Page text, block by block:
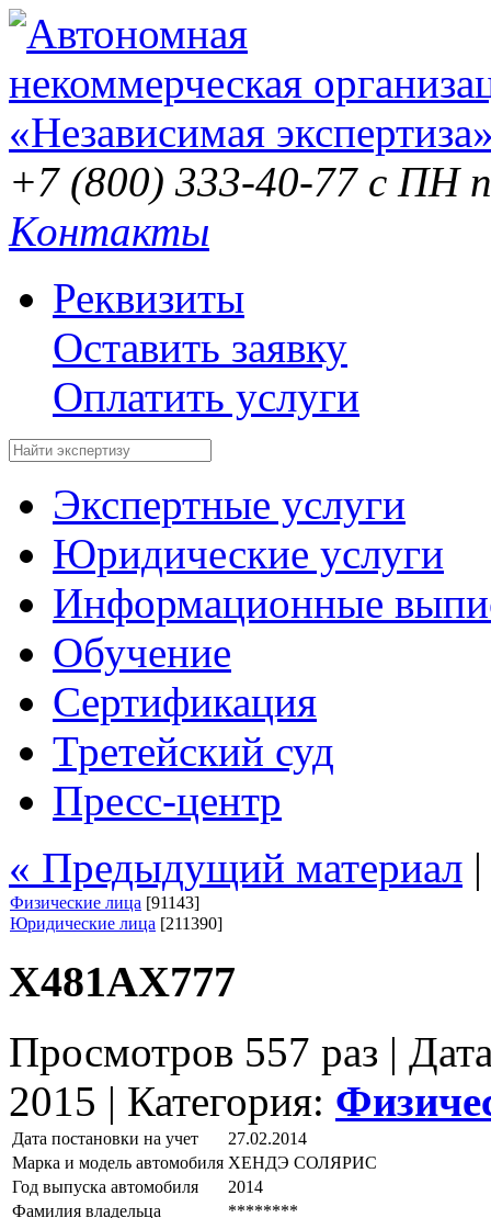
+7 (800) 333-40-77 с ПН
Контакты
Реквизиты
Оставить заявку
Оплатить услуги
Экспертные услуги
Юридические услуги
Информационные
Обучение
Сертификация
Третейский суд
Пресс-центр
« Предыдущий материал
Физические лица [91143]
Юридические лица [211390]
Х481АХ777
Просмотров 557 раз |
2015 | Категория:
Дата постановки на учет
27.02.2014
Марка и модель автомобиля ХЕНДЭ СОЛЯРИС
Год выпуска автомобиля
2014
Фамилия владельца
********